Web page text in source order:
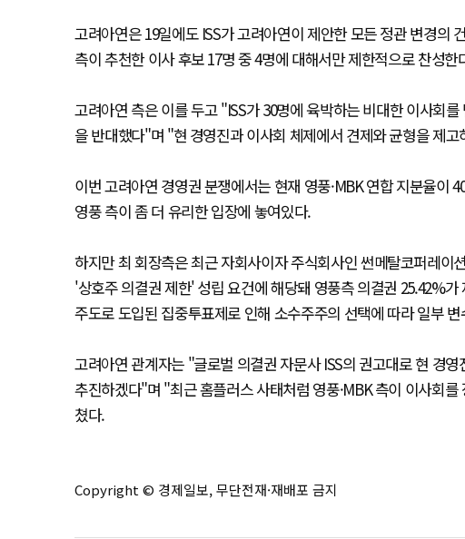
고려아연은 19일에도 ISS가 고려아연이 제안한 모든 정관 변경의
측이 추천한 이사 후보 17명 중 4명에 대해서만 제한적으로 찬성한
고려아연 측은 이를 두고 "ISS가 30명에 육박하는 비대한 이사회
을 반대했다"며 "현 경영진과 이사회 체제에서 견제와 균형을 제
이번 고려아연 경영권 분쟁에서는 현재 영풍·MBK 연합 지분율이
영풍 측이 좀 더 유리한 입장에 놓여있다.
하지만 최 회장측은 최근 자회사이자 주식회사인 썬메탈코퍼레이
'상호주 의결권 제한' 성립 요건에 해당돼 영풍측 의결권 25.42%
주도로 도입된 집중투표제로 인해 소수주주의 선택에 따라 일부
고려아연 관계자는 "글로벌 의결권 자문사 ISS의 권고대로 현 경
추진하겠다"며 "최근 홈플러스 사태처럼 영풍·MBK 측이 이사회
쳤다.
Copyright © 경제일보, 무단전재·재배포 금지